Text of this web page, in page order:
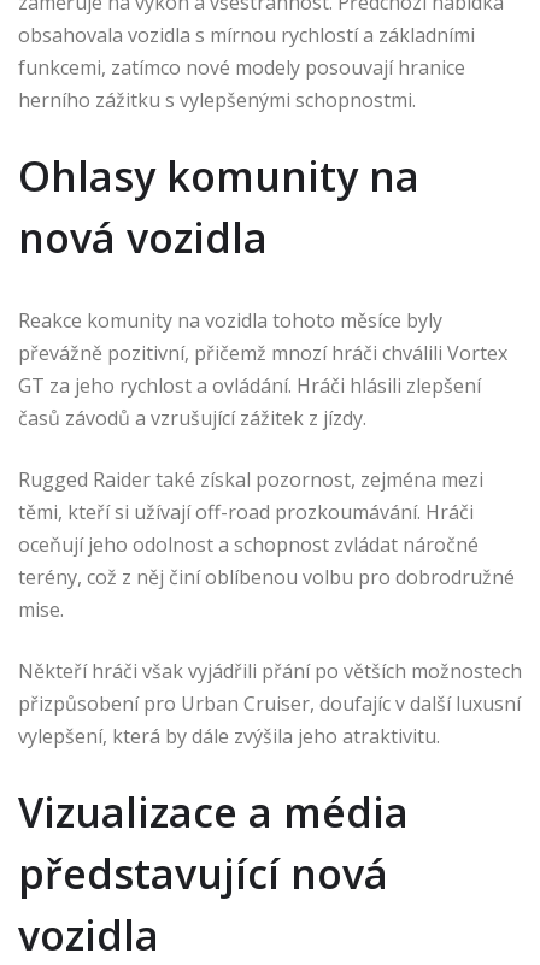
obsahovala vozidla s mírnou rychlostí a základními
funkcemi, zatímco nové modely posouvají hranice
herního zážitku s vylepšenými schopnostmi.
Ohlasy komunity na
nová vozidla
Reakce komunity na vozidla tohoto měsíce byly
převážně pozitivní, přičemž mnozí hráči chválili Vortex
GT za jeho rychlost a ovládání. Hráči hlásili zlepšení
časů závodů a vzrušující zážitek z jízdy.
Rugged Raider také získal pozornost, zejména mezi
těmi, kteří si užívají off-road prozkoumávání. Hráči
oceňují jeho odolnost a schopnost zvládat náročné
terény, což z něj činí oblíbenou volbu pro dobrodružné
mise.
Někteří hráči však vyjádřili přání po větších možnostech
přizpůsobení pro Urban Cruiser, doufajíc v další luxusní
vylepšení, která by dále zvýšila jeho atraktivitu.
Vizualizace a média
představující nová
vozidla